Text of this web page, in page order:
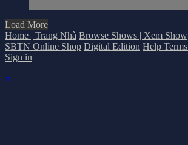
Load More
Home | Trang Nhà Browse Shows | Xem Show
SBTN Online Shop Digital Edition Help Terms
Sign in
×